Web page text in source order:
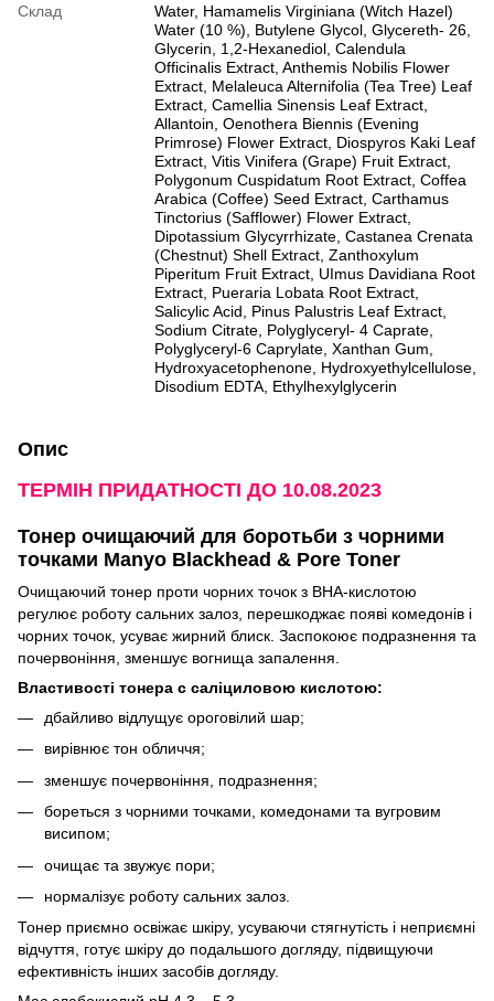
Склад
Water, Hamamelis Virginiana (Witch Hazel)
Water (10 %), Butylene Glycol, Glycereth- 26,
Glycerin, 1,2-Hexanediol, Calendula
Officinalis Extract, Anthemis Nobilis Flower
Extract, Melaleuca Alternifolia (Tea Tree) Leaf
Extract, Camellia Sinensis Leaf Extract,
Allantoin, Oenothera Biennis (Evening
Primrose) Flower Extract, Diospyros Kaki Leaf
Extract, Vitis Vinifera (Grape) Fruit Extract,
Polygonum Cuspidatum Root Extract, Coffea
Arabica (Coffee) Seed Extract, Carthamus
Tinctorius (Safflower) Flower Extract,
Dipotassium Glycyrrhizate, Castanea Crenata
(Chestnut) Shell Extract, Zanthoxylum
Piperitum Fruit Extract, UImus Davidiana Root
Extract, Pueraria Lobata Root Extract,
Salicylic Acid, Pinus Palustris Leaf Extract,
Sodium Citrate, Polyglyceryl- 4 Caprate,
Polyglyceryl-6 Caprylate, Xanthan Gum,
Hydroxyacetophenone, Hydroxyethylcellulose,
Disodium EDTA, Ethylhexylglycerin
Опис
ТЕРМІН ПРИДАТНОСТІ ДО 10.08.2023
Тонер очищаючий для боротьби з чорними
точками Manyo Blackhead & Pore Toner
Очищаючий тонер проти чорних точок з BHA-кислотою
регулює роботу сальних залоз, перешкоджає появі комедонів і
чорних точок, усуває жирний блиск. Заспокоює подразнення та
почервоніння, зменшує вогнища запалення.
Властивості тонера с саліциловою кислотою:
дбайливо відлущує ороговілий шар;
вирівнює тон обличчя;
зменшує почервоніння, подразнення;
бореться з чорними точками, комедонами та вугровим
висипом;
очищає та звужує пори;
нормалізує роботу сальних залоз.
Тонер приємно освіжає шкіру, усуваючи стягнутість і неприємні
відчуття, готує шкіру до подальшого догляду, підвищуючи
ефективність інших засобів догляду.